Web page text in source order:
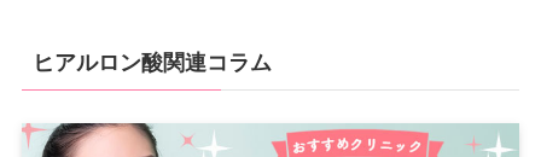
ヒアルロン酸関連コラム